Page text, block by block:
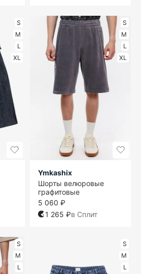
S
M
L
XL
S
M
L
XL
Ymkashix
Шорты велюровые
графитовые
5 060 ₽
1 265 ₽в Сплит
S
M
L
S
M
L